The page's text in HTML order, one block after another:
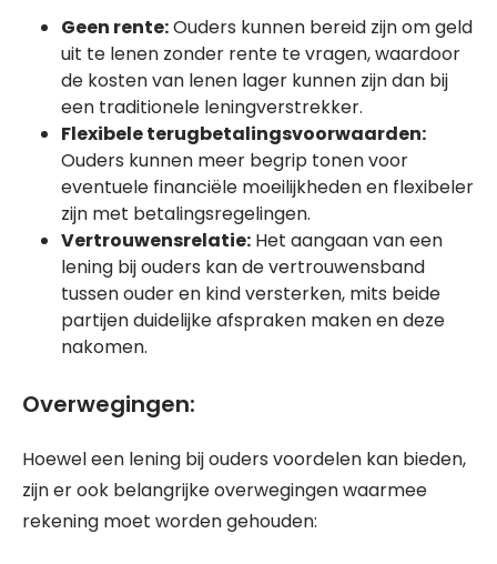
Geen rente:Ouders kunnen bereid zijn om geld
uit te lenen zonder rente te vragen, waardoor
de kosten van lenen lager kunnen zijn dan bij
een traditionele leningverstrekker.
Flexibele terugbetalingsvoorwaarden:
Ouders kunnen meer begrip tonen voor
eventuele financiële moeilijkheden en flexibeler
zijn met betalingsregelingen.
Vertrouwensrelatie: Het aangaan van een
lening bij ouders kan de vertrouwensband
tussen ouder en kind versterken, mits beide
partijen duidelijke afspraken maken en deze
nakomen.
Overwegingen:
Hoewel een lening bij ouders voordelen kan bieden,
zijn er ook belangrijke overwegingen waarmee
rekening moet worden gehouden: